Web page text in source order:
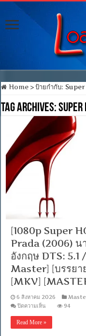
Home > ป้ายกำกับ:Super
Tag Archives:Super
[1080p Super
Prada (2006) น
อังกฤษ DTS: 5.1
Master] [บรรย
[MKV]
6 สิงหาคม 2026
ปิดความเห็น
HQ]
94
Read More »